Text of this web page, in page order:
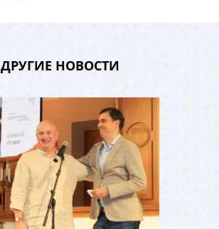
ДРУГИЕ НОВОСТИ